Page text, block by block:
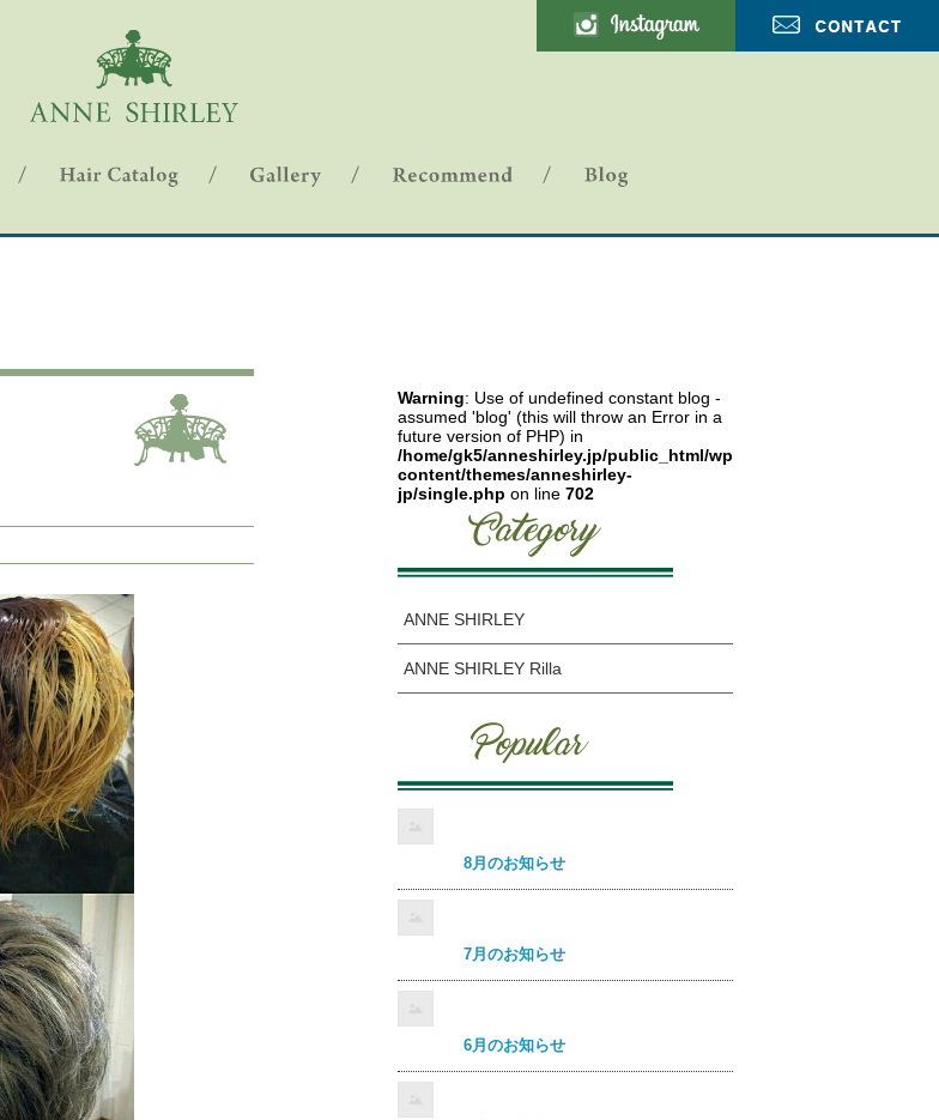
Warning: Use of undefined constant blog -
assumed 'blog' (this will throw an Error in a
future version of PHP) in
/home/gk5/anneshirley.jp/public_html/wp-
content/themes/anneshirley-
jp/single.php on line 702
ANNE SHIRLEY
ANNE SHIRLEY Rilla
8月のお知らせ
7月のお知らせ
6月のお知らせ